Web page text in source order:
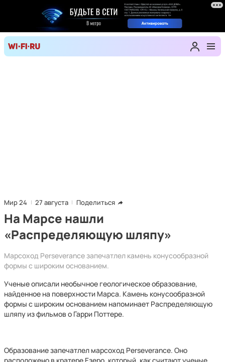
Мир 24 27 августа Поделиться
На Марсе нашли
«Распределяющую шляпу»
Марсоход Perseverance запечатлел камень конусообразной
формы с широким основанием.
Ученые описали необычное геологическое образование,
найденное на поверхности Марса. Камень конусообразной
формы с широким основанием напоминает Распределяющую
шляпу из фильмов о Гарри Поттере.
Образование запечатлел марсоход Perseverance. Оно